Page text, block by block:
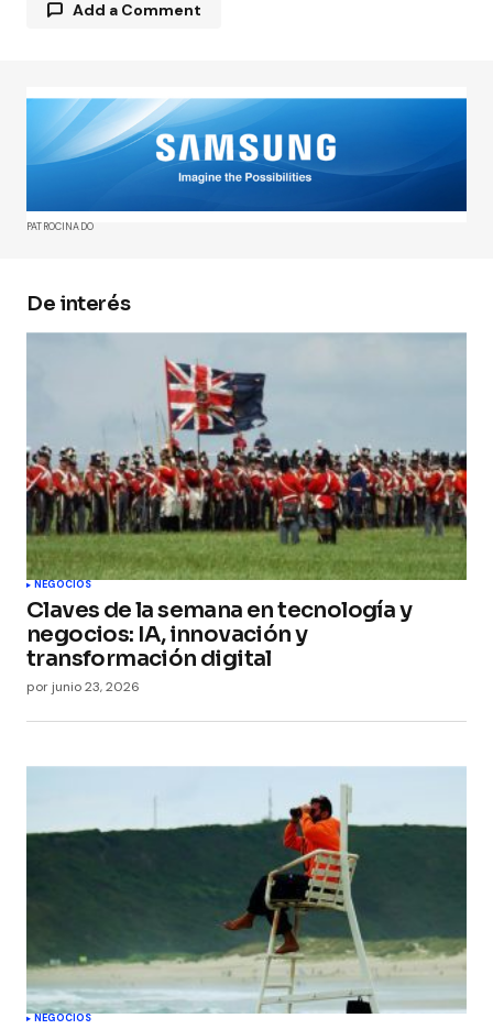
Add a Comment
Tu dirección de correo electrónico no será
publicada.Los campos obligatorios están
marcados con*
Comment*
Your E-mail *
Guarda mi nombre, correo electrónico y web en
este navegador para la próxima vez que
comente.
Submit Comment
PATROCINADO
De interés
NEGOCIOS
Claves de la semana en tecnología y
negocios: IA, innovación y
transformación digital
por junio 23, 2026
NEGOCIOS